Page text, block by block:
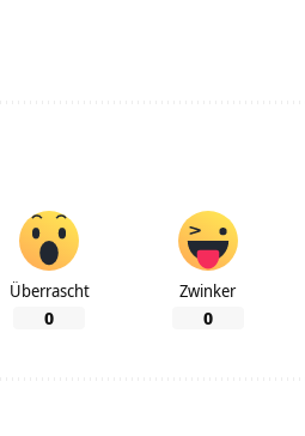
Überrascht
0
Zwinker
0